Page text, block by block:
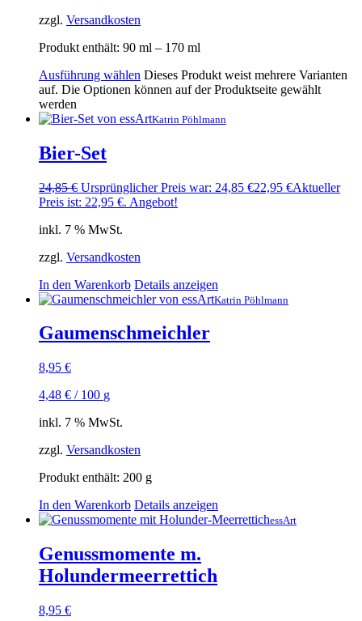
zzgl. Versandkosten
Produkt enthält: 90 ml – 170 ml
Ausführung wählen Dieses Produkt weist mehrere Varianten
auf. Die Optionen können auf der Produktseite gewählt
werden
Katrin Pöhlmann
Bier-Set
24,85€ Ursprünglicher Preis war: 24,85 €22,95 €Aktueller
Preis ist: 22,95 €. Angebot!
inkl. 7 % MwSt.
zzgl. Versandkosten
In den Warenkorb Details anzeigen
Katrin Pöhlmann
Gaumenschmeichler
8,95 €
4,48 € / 100 g
inkl. 7 % MwSt.
zzgl. Versandkosten
Produkt enthält: 200 g
In den Warenkorb Details anzeigen
essArt
Genussmomente m.
Holundermeerrettich
8,95 €